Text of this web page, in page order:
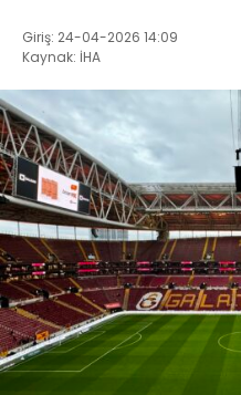
Giriş: 24-04-2026 14:09
Kaynak: İHA